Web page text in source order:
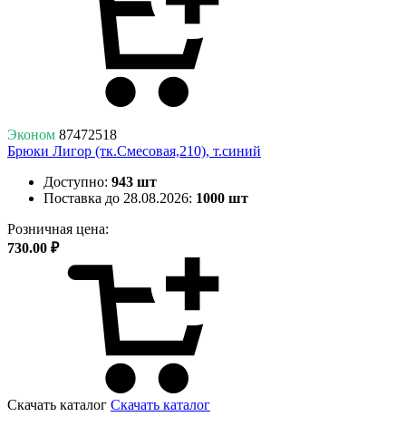
Эконом 87472518
Брюки Лигор (тк.Смесовая,210), т.синий
Доступно: 943 шт
Поставка до 28.08.2026: 1000 шт
Розничная цена:
730.00 ₽
Скачать каталог Скачать каталог